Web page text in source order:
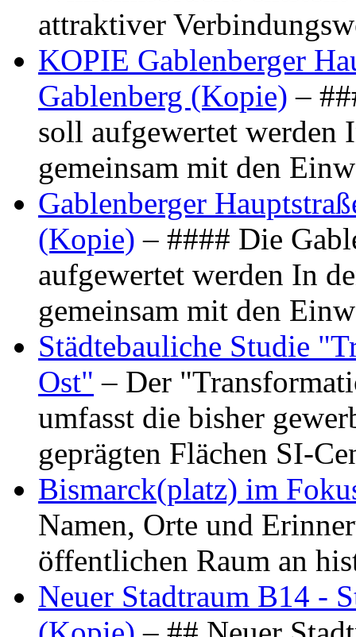
attraktiver
KOPIE Gablenberger
Gablenberg (Kopie) –
soll aufgewertet werden
gemeinsam mit den
Gablenberger
(Kopie) – #### Die
aufgewertet werden In
gemeinsam mit den
Städtebauliche Studie
Ost" – Der
umfasst die bisher
geprägten Flächen SI-
Bismarck(platz) im
Namen, Orte und
öffentlichen Raum an
Neuer Stadtraum B14 -